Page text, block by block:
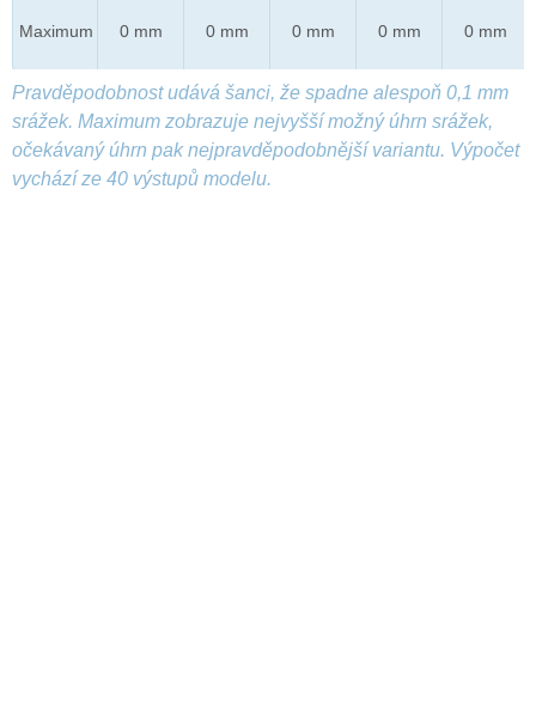
Maximum 0 mm 0 mm 0 mm 0 mm 0 mm
Pravděpodobnost udává šanci, že spadne alespoň 0,1 mm
srážek. Maximum zobrazuje nejvyšší možný úhrn srážek,
očekávaný úhrn pak nejpravděpodobnější variantu. Výpočet
vychází ze 40 výstupů modelu.